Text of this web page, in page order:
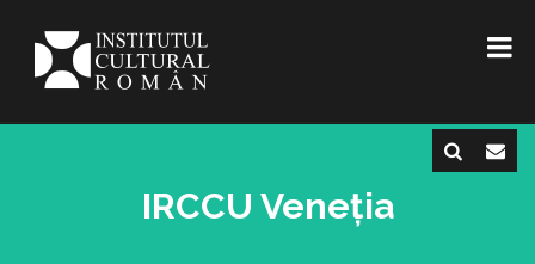
IRCCU Veneția